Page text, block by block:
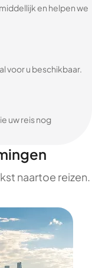
en helpen we
voor u beschikbaar.
uw reis nog
naartoe reizen.